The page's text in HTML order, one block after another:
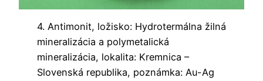
4. Antimonit, ložisko: Hydrotermálna žilná
mineralizácia a polymetalická
mineralizácia, lokalita: Kremnica –
Slovenská republika, poznámka: Au-Ag